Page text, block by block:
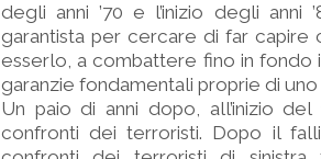
degli anni ’70 e l’inizio degli
garantista per cercare di far
esserlo, a combattere fino in fondo
garanzie fondamentali proprie di
Un paio di anni dopo, all’inizio
confronti dei terroristi. Dopo il